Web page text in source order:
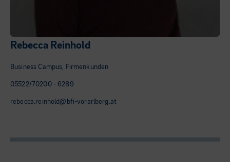
Rebecca Reinhold
Business Campus, Firmenkunden
05522/70200 - 6289
rebecca.reinhold@bfi-vorarlberg.at